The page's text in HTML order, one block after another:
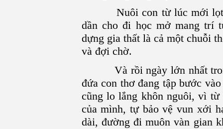
Nuôi con từ lúc mới lọt
dần cho đi học mở mang trí
dựng gia thất là cả một chuỗi
và đợi chờ.
Và rồi ngày lớn nhất trong
đứa con thơ đang tập bước
cũng lo lắng khôn nguôi, vì từ
của mình, tự bảo vệ vun xới
dài, đường đi muôn vàn gian